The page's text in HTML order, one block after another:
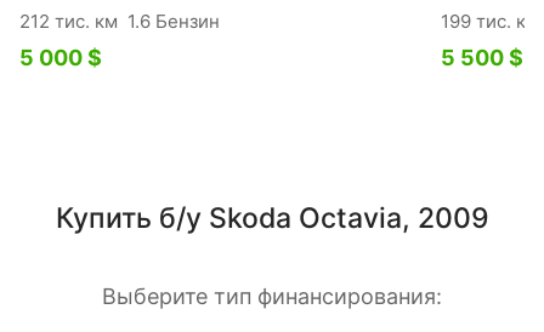
212 тис. км 1.6 Бензин
5 000 $
199 тис. км
5 500 $
Купить б/у Skoda Octavia, 2009
Выберите тип финансирования: